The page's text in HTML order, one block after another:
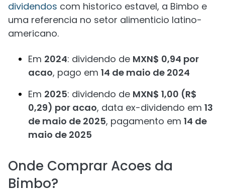
dividendos com historico estavel, a Bimbo e
uma referencia no setor alimenticio latino-
americano.
Em 2024: dividendo de MXN$ 0,94 por
acao, pago em 14 de maio de 2024
Em 2025: dividendo de MXN$ 1,00 (R$
0,29) por acao, data ex-dividendo em 13
de maio de 2025, pagamento em 14 de
maio de 2025
Onde Comprar Acoes da
Bimbo?